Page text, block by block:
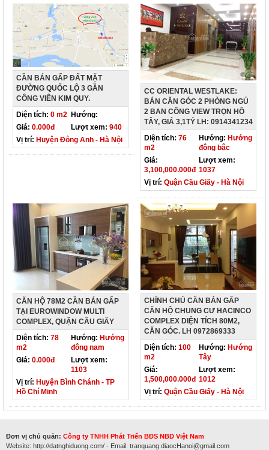
CẦN BÁN GẤP ĐẤT MẶT
ĐƯỜNG QUỐC LỘ 3 GẦN
CÔNG VIÊN KIM QUY.
Diện tích: 0 m2 Hướng:
Giá: 0.000đ Lượt xem: 940
Vị trí: Huyện Đông Anh - Hà Nội
CC ORIENTAL WESTLAKE:
BÁN CĂN GÓC 2 PHÒNG NGỦ
2 BAN CÔNG VIEW TRỌN HỒ
TÂY, GIÁ 3,1TỶ LH: 0914341234
Diện tích: 76
m2
Hướng: Hướng
đông bắc
Giá:
3,100,000.000đ
Lượt xem:
1037
Vị trí: Quận Cầu Giấy - Hà Nội
CĂN HỘ 78M2 CẦN BÁN GẤP
TẠI EUROWINDOW MULTI
COMPLEX, QUẬN CẦU GIẤY
Diện tích: 78
m2
Hướng: Hướng
đông nam
Giá: 0.000đ
Lượt xem:
1103
Vị trí: Huyện Bình Chánh - TP
Hồ Chí Minh
CHÍNH CHỦ CẦN BÁN GẤP
CĂN HỘ CHUNG CƯ HACINCO
COMPLEX DIỆN TÍCH 80M2,
CĂN GÓC. LH 0972869333
Diện tích: 100
m2
Hướng: Hướng
Tây
Giá:
1,500,000.000đ
Lượt xem:
1012
Vị trí: Quận Cầu Giấy - Hà Nội
Đơn vị chủ quản: Công ty TNHH Phát Triển BĐS NBD Việt Nam
Website: http://datnghiduong.com/ - Email: tranquang.diaocHanoi@gmail.com